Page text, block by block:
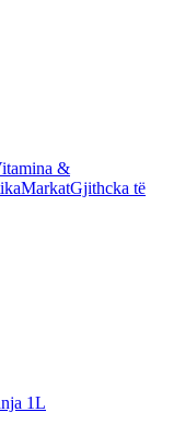
&
MarkatGjithcka të
1L